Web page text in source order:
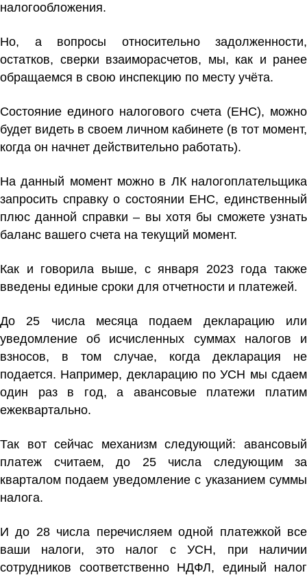
налогообложения.
Но, а вопросы относительно задолженности,
остатков, сверки взаиморасчетов, мы, как и ранее
обращаемся в свою инспекцию по месту учёта.
Состояние единого налогового счета (ЕНС), можно
будет видеть в своем личном кабинете (в тот момент,
когда он начнет действительно работать).
На данный момент можно в ЛК налогоплательщика
запросить справку о состоянии ЕНС, единственный
плюс данной справки – вы хотя бы сможете узнать
баланс вашего счета на текущий момент.
Как и говорила выше, с января 2023 года также
введены единые сроки для отчетности и платежей.
До 25 числа месяца подаем декларацию или
уведомление об исчисленных суммах налогов и
взносов, в том случае, когда декларация не
подается. Например, декларацию по УСН мы сдаем
один раз в год, а авансовые платежи платим
ежеквартально.
Так вот сейчас механизм следующий: авансовый
платеж считаем, до 25 числа следующим за
кварталом подаем уведомление с указанием суммы
налога.
И до 28 числа перечисляем одной платежкой все
ваши налоги, это налог с УСН, при наличии
сотрудников соответственно НДФЛ, единый налог